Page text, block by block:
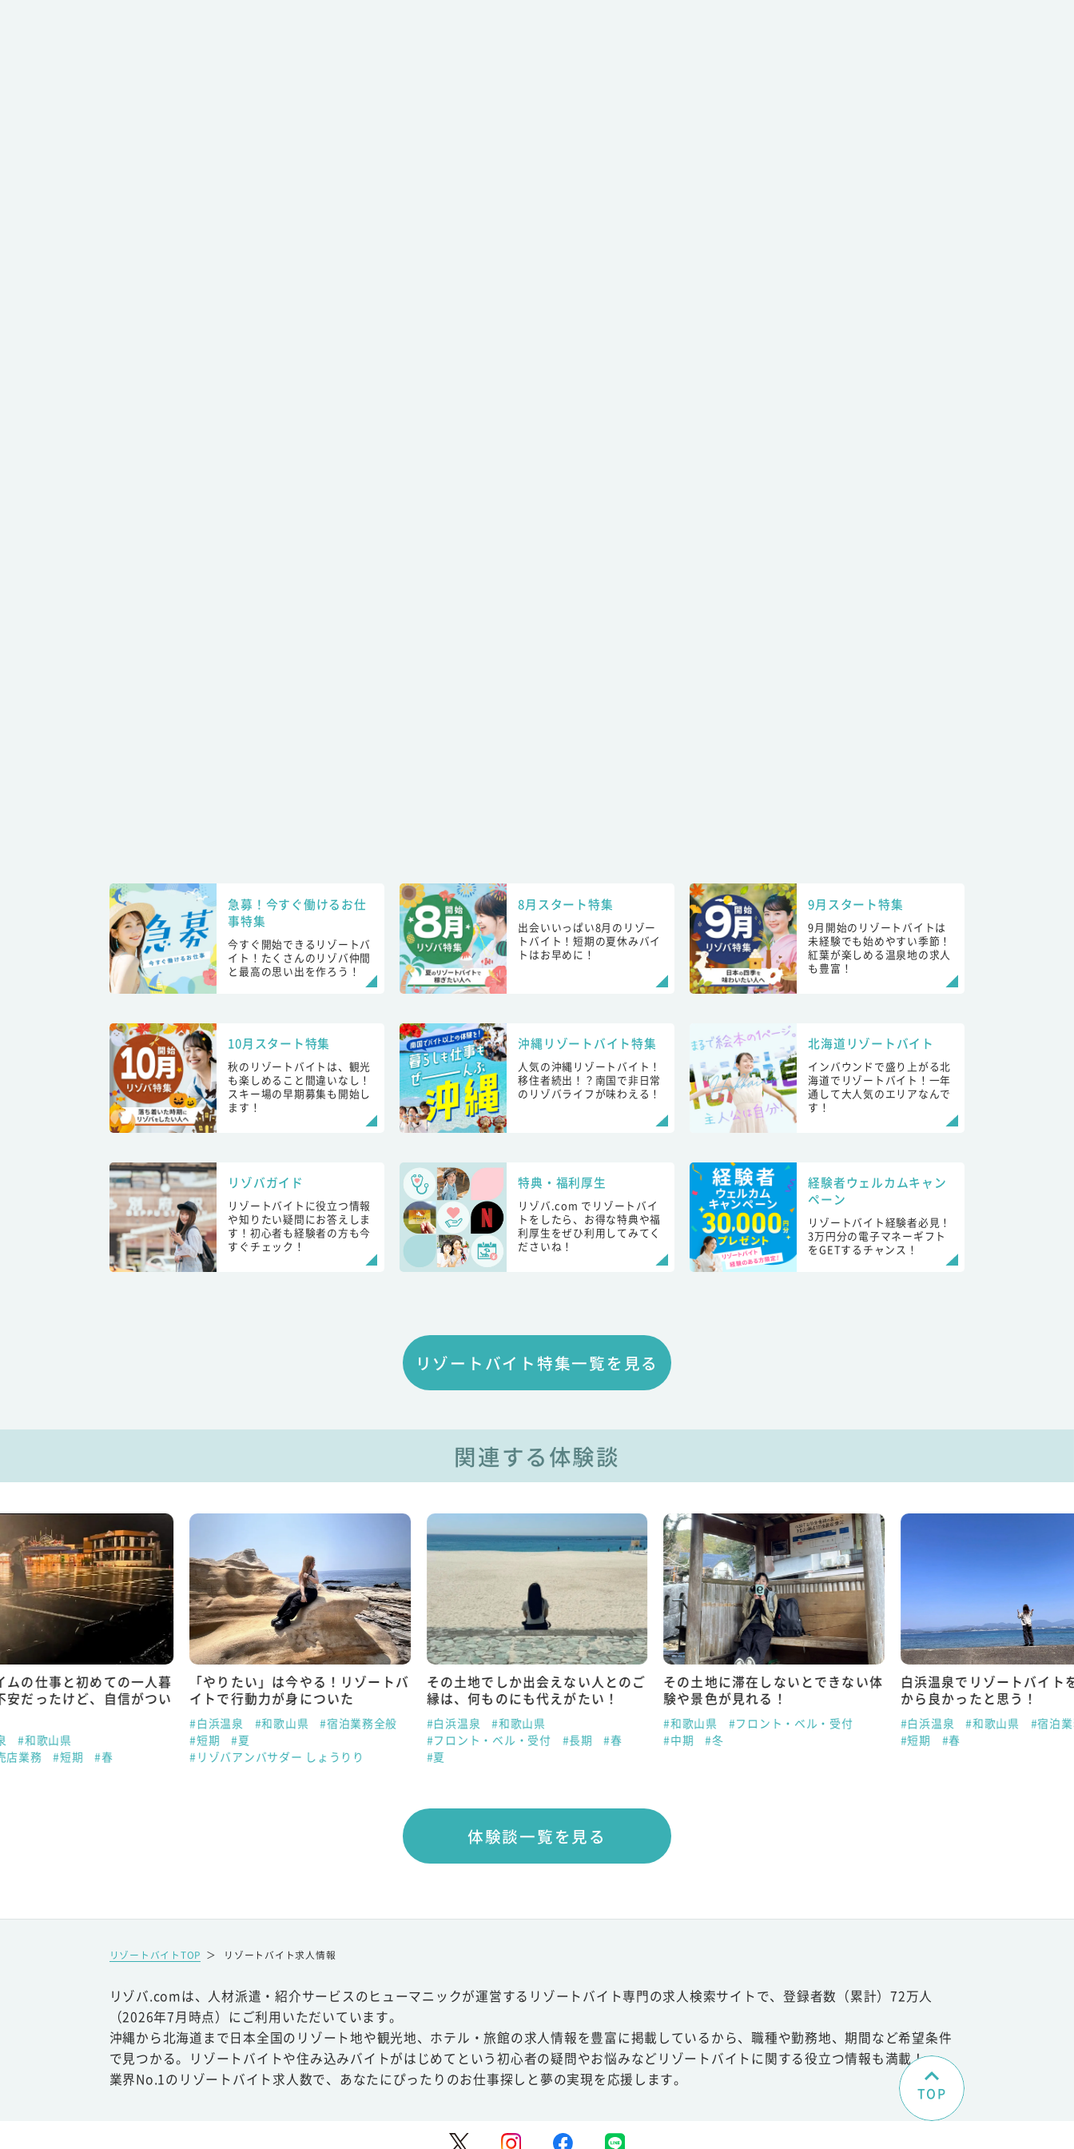
急募！今すぐ働けるお仕
事特集
今すぐ開始できるリゾートバ
イト！たくさんのリゾバ仲間
と最高の思い出を作ろう！
8月スタート特集
出会いいっぱい8月のリゾー
トバイト！短期の夏休みバイ
トはお早めに！
9月スタート特集
9月開始のリゾートバイトは
未経験でも始めやすい季節！
紅葉が楽しめる温泉地の求人
も豊富！
10月スタート特集
秋のリゾートバイトは、観光
も楽しめること間違いなし！
スキー場の早期募集も開始し
ます！
沖縄リゾートバイト特集
人気の沖縄リゾートバイト！
移住者続出！？南国で非日常
のリゾバライフが味わえる！
北海道リゾートバイト
インバウンドで盛り上がる北
海道でリゾートバイト！一年
通して大人気のエリアなんで
す！
リゾバガイド
リゾートバイトに役立つ情報
や知りたい疑問にお答えしま
す！初心者も経験者の方も今
すぐチェック！
特典・福利厚生
リゾバ.com でリゾートバイ
トをしたら、お得な特典や福
利厚生をぜひ利用してみてく
ださいね！
経験者ウェルカムキャン
ペーン
リゾートバイト経験者必見！
3万円分の電子マネーギフト
をGETするチャンス！
リゾートバイト特集一覧を見る
関連する体験談
ムの仕事と初めての一人暮
安だったけど、自信がつい
#和歌山県
店業務
#短期 #春
「やりたい」は今やる！リゾートバ
イトで行動力が身についた
#白浜温泉 #和歌山県
#宿泊業務全般
#短期
#夏
#リゾバアンバサダー しょうりり
その土地でしか出会えない人とのご
縁は、何ものにも代えがたい！
#白浜温泉
#和歌山県
#フロント・ベル・受付
#長期
#春
#夏
その土地に滞在しないとできない体
験や景色が見れる！
#和歌山県
#フロント・ベル・受付
#中期
#冬
白浜温泉でリゾートバイト
から良かったと思う！
#白浜温泉 #和歌山県
#宿泊
#短期
#春
体験談一覧を見る
リゾートバイトTOP ＞ リゾートバイト求人情報
リゾバ.comは、人材派遣・紹介サービスのヒューマニックが運営するリゾートバイト専門の求人検索サイトで、登録者数（累計）72万人
（2026年7月時点）にご利用いただいています。
沖縄から北海道まで日本全国のリゾート地や観光地、ホテル・旅館の求人情報を豊富に掲載しているから、職種や勤務地、期間など希望条件
で見つかる。リゾートバイトや住み込みバイトがはじめてという初心者の疑問やお悩みなどリゾートバイトに関する役立つ情報も満載！
業界No.1のリゾートバイト求人数で、あなたにぴったりのお仕事探しと夢の実現を応援します。
TOP